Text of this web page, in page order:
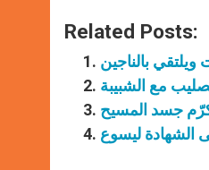
Related Posts:
مع الشبيبة